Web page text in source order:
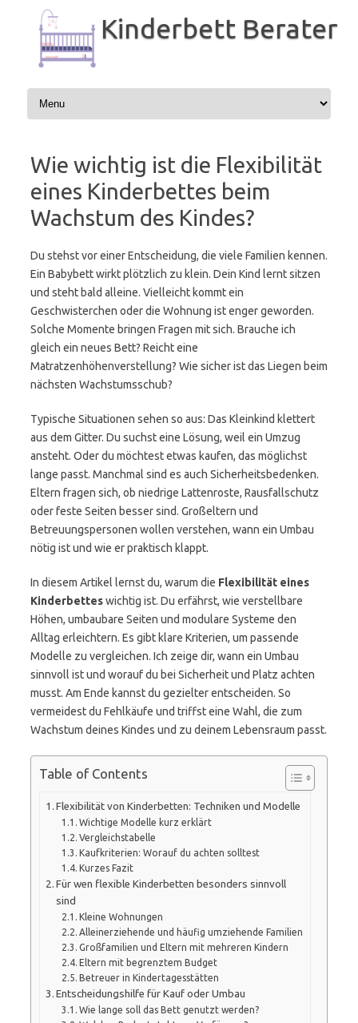
Inhalt
springen
Kinderbett Berater
Wie wichtig ist die Flexibilität
eines Kinderbettes beim
Wachstum des Kindes?
Du stehst vor einer Entscheidung, die viele Familien kennen.
Ein Babybett wirkt plötzlich zu klein. Dein Kind lernt sitzen
und steht bald alleine. Vielleicht kommt ein
Geschwisterchen oder die Wohnung ist enger geworden.
Solche Momente bringen Fragen mit sich. Brauche ich
gleich ein neues Bett? Reicht eine
Matratzenhöhenverstellung? Wie sicher ist das Liegen beim
nächsten Wachstumsschub?
Typische Situationen sehen so aus: Das Kleinkind klettert
aus dem Gitter. Du suchst eine Lösung, weil ein Umzug
ansteht. Oder du möchtest etwas kaufen, das möglichst
lange passt. Manchmal sind es auch Sicherheitsbedenken.
Eltern fragen sich, ob niedrige Lattenroste, Rausfallschutz
oder feste Seiten besser sind. Großeltern und
Betreuungspersonen wollen verstehen, wann ein Umbau
nötig ist und wie er praktisch klappt.
In diesem Artikel lernst du, warum die Flexibilität eines
Kinderbetteswichtig ist. Du erfährst, wie verstellbare
Höhen, umbaubare Seiten und modulare Systeme den
Alltag erleichtern. Es gibt klare Kriterien, um passende
Modelle zu vergleichen. Ich zeige dir, wann ein Umbau
sinnvoll ist und worauf du bei Sicherheit und Platz achten
musst. Am Ende kannst du gezielter entscheiden. So
vermeidest du Fehlkäufe und triffst eine Wahl, die zum
Wachstum deines Kindes und zu deinem Lebensraum passt.
Table of Contents
Flexibilität von Kinderbetten: Techniken und Modelle
Wichtige Modelle kurz erklärt
Vergleichstabelle
Kaufkriterien: Worauf du achten solltest
Kurzes Fazit
Für wen flexible Kinderbetten besonders sinnvoll
sind
Kleine Wohnungen
Alleinerziehende und häufig umziehende Familien
Großfamilien und Eltern mit mehreren Kindern
Eltern mit begrenztem Budget
Betreuer in Kindertagesstätten
Entscheidungshilfe für Kauf oder Umbau
Wie lange soll das Bett genutzt werden?